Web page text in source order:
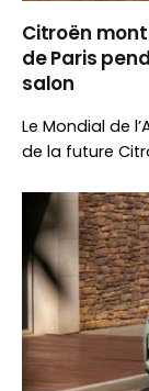
Citroën
de Paris
salon
Le Mondial de
de la future
ont choisi de